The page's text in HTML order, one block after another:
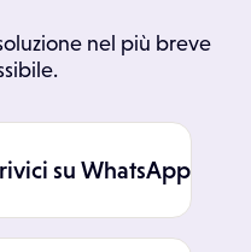
nel più breve
su WhatsApp